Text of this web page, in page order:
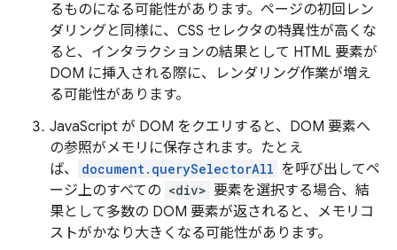
るものになる可能性があります。ページの初回レン
ダリングと同様に、CSS セレクタの特異性が高くな
ると、インタラクションの結果として HTML 要素が
DOM に挿入される際に、レンダリング作業が増え
る可能性があります。
JavaScript が DOM をクエリすると、DOM 要素へ
の参照がメモリに保存されます。たとえ
ば、
document.querySelectorAll を呼び出してペ
ージ上のすべての <div> 要素を選択する場合、結
果として多数の DOM 要素が返されると、メモリコ
ストがかなり大きくなる可能性があります。